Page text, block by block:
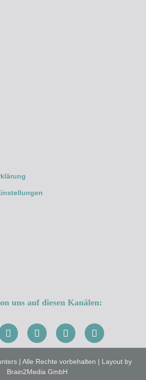
uns auf diesen Kanälen:
| Alle Rechte vorbehalten | Layout by
Brain2Media GmbH